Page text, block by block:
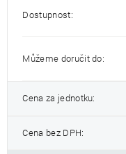
Dostupnost:
Můžeme doručit do:
Cena za jednotku:
Cena bez DPH: